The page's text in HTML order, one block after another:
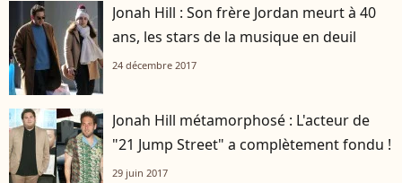
Jonah Hill : Son frère Jordan meurt à 40
ans, les stars de la musique en deuil
24 décembre 2017
Jonah Hill métamorphosé : L'acteur de
"21 Jump Street" a complètement fondu !
29 juin 2017